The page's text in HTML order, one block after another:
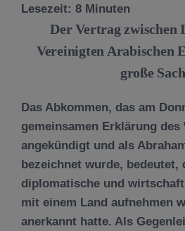
Lesezeit: 8 Minuten
Der Vertrag zwischen
Vereinigten Arabischen
große
Das Abkommen, das am
gemeinsamen Erklärung des
angekündigt und als
bezeichnet wurde, bedeutet,
diplomatische und
mit einem Land aufnehmen
anerkannt hatte. Als